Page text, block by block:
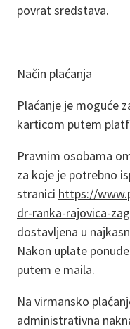
povrat sredstava.
Način plaćanja
Plaćanje je moguće
karticom putem
Pravnim osobama
za koje je potrebno
stranici https://
dr-ranka-rajovica-
dostavljena u
Nakon uplate
putem e maila.
Na virmansko
administrativna